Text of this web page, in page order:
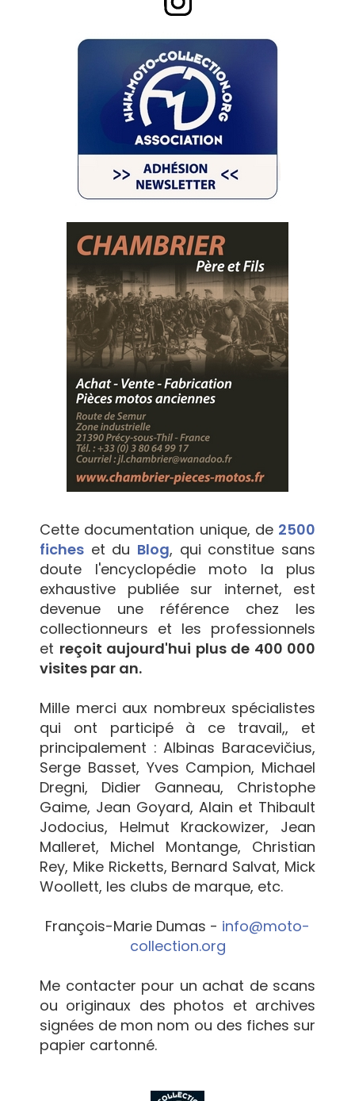
Cette documentation unique, de 2500
fiches et du Blog, qui constitue sans
doute l'encyclopédie moto la plus
exhaustive publiée sur internet, est
devenue une référence chez les
collectionneurs et les professionnels
et reçoit aujourd'hui plus de 400 000
visites par an.
Mille merci aux nombreux spécialistes
qui ont participé à ce travail,, et
principalement : Albinas Baracevičius,
Serge Basset, Yves Campion, Michael
Dregni, Didier Ganneau, Christophe
Gaime, Jean Goyard, Alain et Thibault
Jodocius, Helmut Krackowizer, Jean
Malleret, Michel Montange, Christian
Rey, Mike Ricketts, Bernard Salvat, Mick
Woollett, les clubs de marque, etc.
François-Marie Dumas - info@moto-
collection.org
Me contacter pour un achat de scans
ou originaux des photos et archives
signées de mon nom ou des fiches sur
papier cartonné.